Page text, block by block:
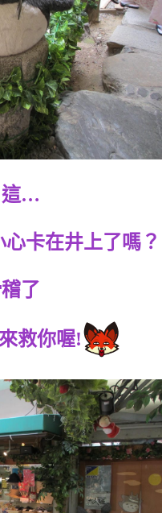
…
卡在井上了嗎？
了
救你喔!